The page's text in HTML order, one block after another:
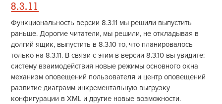
8.3.11
Функциональность версии 8.3.11 мы решили выпустить
раньше. Дорогие читатели, мы решили, не откладывая в
долгий ящик, выпустить в 8.3.10 то, что планировалось
только на 8.3.11. В связи с этим в версии 8.3.10 вы увидите:
систему взаимодействия новые режимы основного окна
механизм оповещений пользователя и центр оповещений
развитие диаграмм инкрементальную выгрузку
конфигурации в XML и другие новые возможности.